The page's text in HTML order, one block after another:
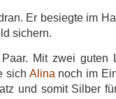
Er besiegte im
sichern.
Mit zwei guten
sich Alina noch im
und somit Silber